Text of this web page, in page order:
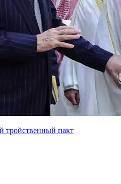
тройственный пакт